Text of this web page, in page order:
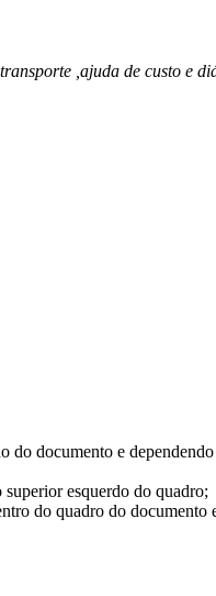
,ajuda de custo e
documento e
superior esquerdo do quadro;
do quadro do